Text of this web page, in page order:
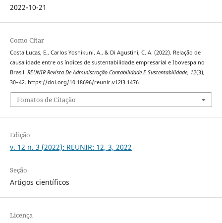
2022-10-21
Como Citar
Costa Lucas, E., Carlos Yoshikuni, A., & Di Agustini, C. A. (2022). Relação de
causalidade entre os índices de sustentabilidade empresarial e Ibovespa no
Brasil. REUNIR Revista De Administração Contabilidade E Sustentabilidade, 12(3),
30–42. https://doi.org/10.18696/reunir.v12i3.1476
Fomatos de Citação
Edição
v. 12 n. 3 (2022): REUNIR: 12, 3, 2022
Seção
Artigos científicos
Licença